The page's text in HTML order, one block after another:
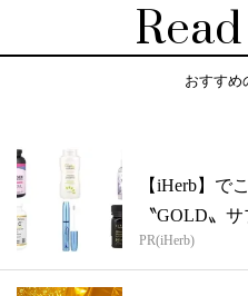
おすすめ
【iHerb】で
〝GOLD〟サ
PR(iHerb)